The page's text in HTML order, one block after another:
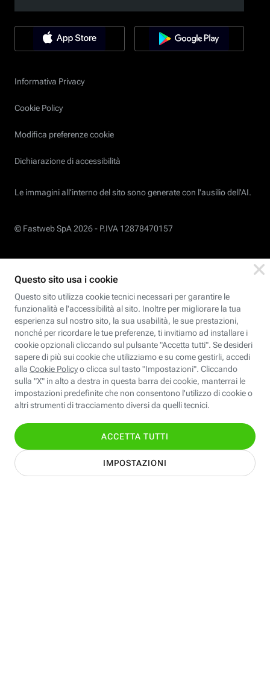
Informativa Privacy
Cookie Policy
Modifica preferenze cookie
Dichiarazione di accessibilità
Le immagini all’interno del sito sono generate con l'ausilio dell'AI.
© Fastweb SpA 2026 - P.IVA 12878470157